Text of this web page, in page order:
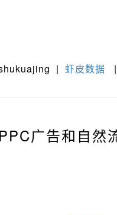
| 虾皮数据 |
PPC广告和自然